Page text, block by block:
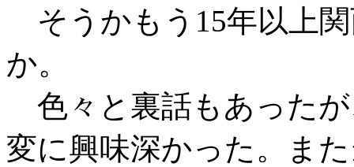
そうかもう15年以上
か。
色々と裏話もあった
変に興味深かった。ま